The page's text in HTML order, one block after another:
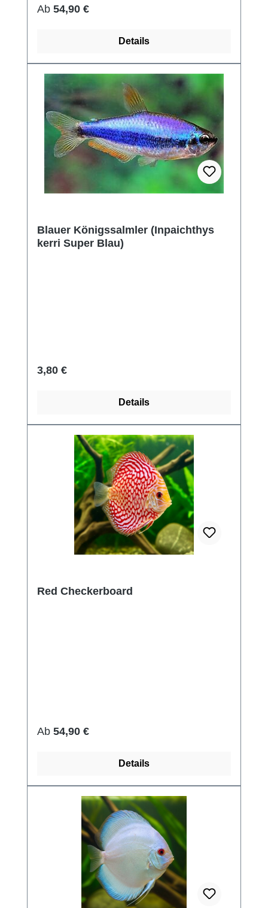
Regulärer Preis:
Ab 54,90 €
Details
Blauer Königssalmler (Inpaichthys
kerri Super Blau)
Regulärer Preis:
3,80 €
Details
Red Checkerboard
Regulärer Preis:
Ab 54,90 €
Details